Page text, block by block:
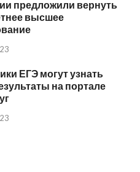
предложили вернуть
высшее
ЕГЭ могут узнать
на портале